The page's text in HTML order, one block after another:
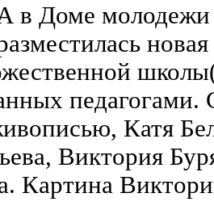
в Доме молодежи
педагогами.
Катя
Виктория
Картина